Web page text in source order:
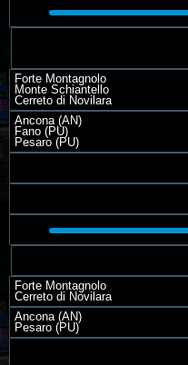
Forte Montagnolo
Monte Schiantello
Cerreto di Novilara
Ancona (AN)
Fano (PU)
Pesaro (PU)
Forte Montagnolo
Cerreto di Novilara
Ancona (AN)
Pesaro (PU)